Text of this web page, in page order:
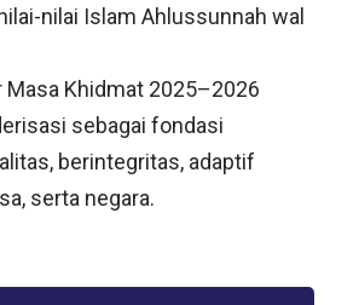
nilai Islam Ahlussunnah wal
Masa Khidmat 2025–2026
sebagai fondasi
berintegritas, adaptif
serta negara.